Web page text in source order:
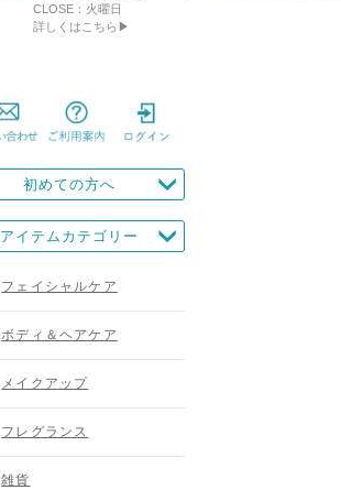
CLOSE：火曜日
詳しくはこちら▶
初めての方へ
アイテムカテゴリー
フェイシャルケア
ボディ＆ヘアケア
メイクアップ
フレグランス
雑貨